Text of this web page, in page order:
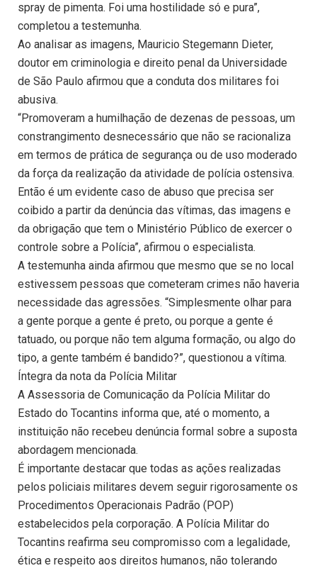
spray de pimenta. Foi uma hostilidade só e pura”,
completou a testemunha.
Ao analisar as imagens, Mauricio Stegemann Dieter,
doutor em criminologia e direito penal da Universidade
de São Paulo afirmou que a conduta dos militares foi
abusiva.
“Promoveram a humilhação de dezenas de pessoas, um
constrangimento desnecessário que não se racionaliza
em termos de prática de segurança ou de uso moderado
da força da realização da atividade de polícia ostensiva.
Então é um evidente caso de abuso que precisa ser
coibido a partir da denúncia das vítimas, das imagens e
da obrigação que tem o Ministério Público de exercer o
controle sobre a Polícia”, afirmou o especialista.
A testemunha ainda afirmou que mesmo que se no local
estivessem pessoas que cometeram crimes não haveria
necessidade das agressões. “Simplesmente olhar para
a gente porque a gente é preto, ou porque a gente é
tatuado, ou porque não tem alguma formação, ou algo do
tipo, a gente também é bandido?”, questionou a vítima.
Íntegra da nota da Polícia Militar
A Assessoria de Comunicação da Polícia Militar do
Estado do Tocantins informa que, até o momento, a
instituição não recebeu denúncia formal sobre a suposta
abordagem mencionada.
É importante destacar que todas as ações realizadas
pelos policiais militares devem seguir rigorosamente os
Procedimentos Operacionais Padrão (POP)
estabelecidos pela corporação. A Polícia Militar do
Tocantins reafirma seu compromisso com a legalidade,
ética e respeito aos direitos humanos, não tolerando